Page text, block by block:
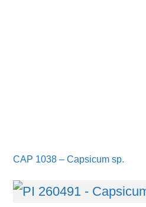
CAP 1038 – Capsicum sp.